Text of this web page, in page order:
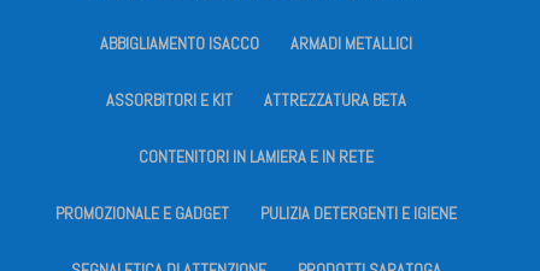
ABBIGLIAMENTO ISACCO ARMADI METALLICI
ASSORBITORI E KIT ATTREZZATURA BETA
CONTENITORI IN LAMIERA E IN RETE
PROMOZIONALE E GADGET PULIZIA DETERGENTI E IGIENE